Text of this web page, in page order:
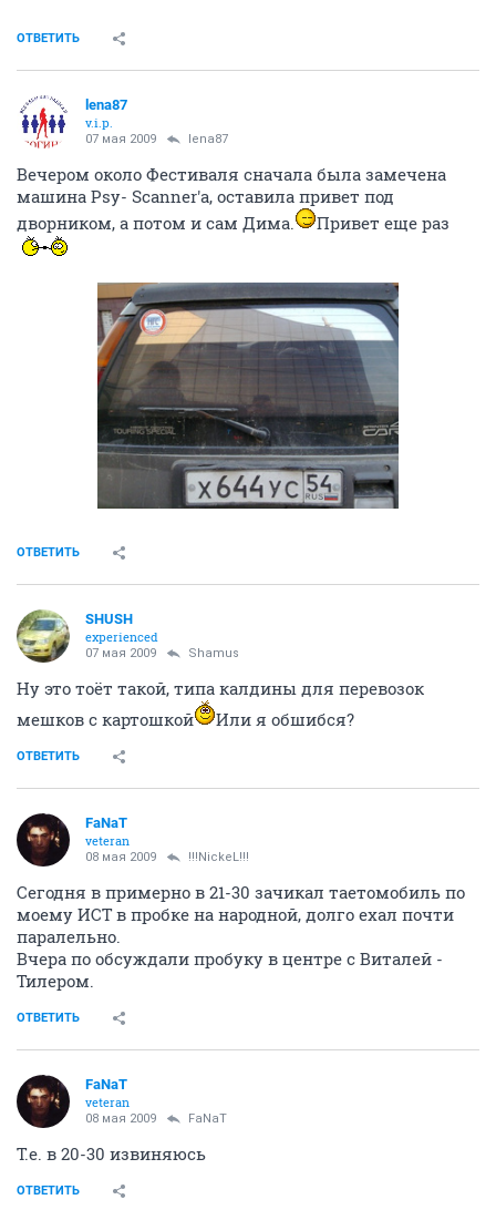
ОТВЕТИТЬ
lena87
v.i.p.
07 мая 2009 lena87
Вечером около Фестиваля сначала была замечена
машина Psy- Scanner'a, оставила привет под
дворником, а потом и сам Дима.
Привет еще раз
ОТВЕТИТЬ
SHUSH
experienced
07 мая 2009 Shamus
Ну это тоёт такой, типа калдины для перевозок
мешков с картошкой
Или я обшибся?
ОТВЕТИТЬ
FaNaT
veteran
08 мая 2009 !!!NickeL!!!
Сегодня в примерно в 21-30 зачикал таетомобиль по
моему ИСТ в пробке на народной, долго ехал почти
паралельно.
Вчера по обсуждали пробуку в центре с Виталей -
Тилером.
ОТВЕТИТЬ
FaNaT
veteran
08 мая 2009 FaNaT
Т.е. в 20-30 извиняюсь
ОТВЕТИТЬ